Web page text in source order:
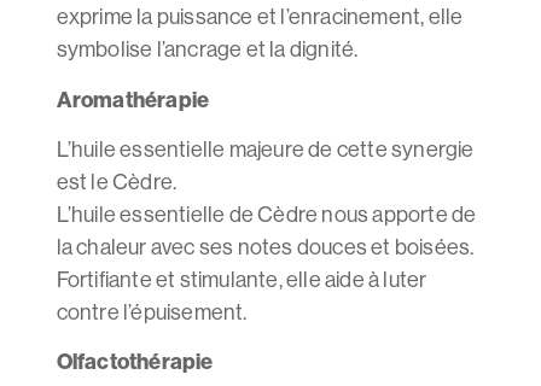
exprime la puissance et l’enracinement, elle
symbolise l’ancrage et la dignité.
Aromathérapie
L’huile essentielle majeure de cette synergie
est le Cèdre.
L’huile essentielle de Cèdre nous apporte de
la chaleur avec ses notes douces et boisées.
Fortifiante et stimulante, elle aide à luter
contre l’épuisement.
Olfactothérapie